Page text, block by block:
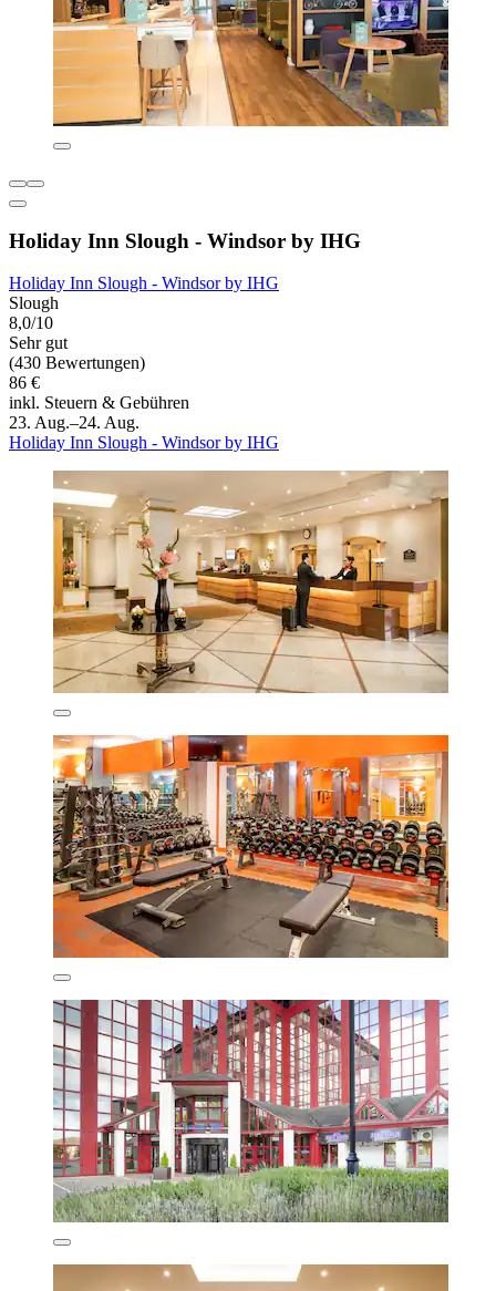
Holiday Inn Slough - Windsor by IHG
Holiday Inn Slough - Windsor by IHG
Slough
8,0/10
Sehr gut
(430 Bewertungen)
86 €
inkl. Steuern & Gebühren
23. Aug.–24. Aug.
Holiday Inn Slough - Windsor by IHG